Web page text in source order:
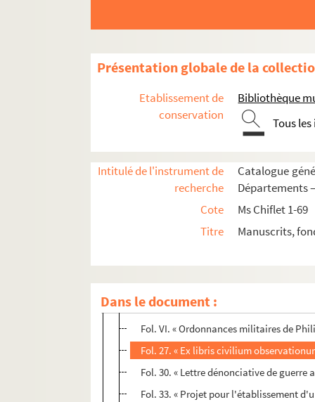
Présentation globale de la
Etablissement de
conservation
Bibliothèque
Tous
Intitulé de l'instrument de
recherche
Catalogue
Départements
Cote
Ms Chiflet 1-69
Titre
Manuscrits,
Dans le document :
Ms Chiflet 53. « Extrait des tiltres
Ms Chiflet 55. « Mémoires et arrêts du
Ms Chiflet 56. Mémoires, délibérations
Ms Chiflet 57. Sommaire des
Ms Chiflet 58. Tables des actes du
Ms Chiflet 59. Luttes intestines du
Ms Chiflet 60. « Manuel des affaires de
Ms Chiflet 61. « Rudimenta practica
Ms Chiflet 63. « Police militaire, ou recueil
Fol. II. « Table des pièces contenues
Fol. VI. « Ordonnances militaires de
Fol. 27. « Ex libris civilium
Fol. 30. « Lettre dénonciative de guerre
Fol. 33. « Projet pour l'établissement